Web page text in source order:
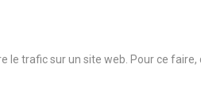
le trafic sur un site web. Pour ce faire,